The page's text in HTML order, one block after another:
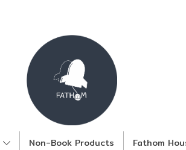
Non-Book Products Fathom